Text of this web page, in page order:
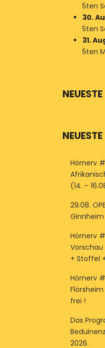
5ten
30.
5ten
31.
5ten
Hörnerv
(14. –
29.08.
Ginnheim
Hörnerv
+ Stoffel
Hörnerv
Flörsheim
frei !
Das
2026.